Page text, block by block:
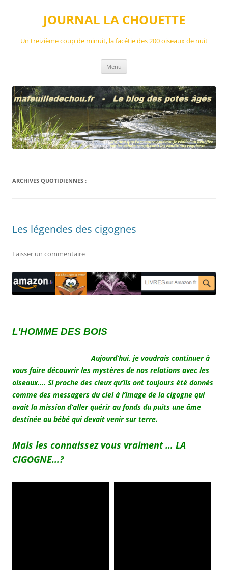
JOURNAL LA CHOUETTE
Un treizième coup de minuit, la facétie des 200 oiseaux de nuit
Menu
ARCHIVES QUOTIDIENNES :
Les légendes des cigognes
Laisser un commentaire
L’HOMME DES BOIS
Aujourd’hui, je voudrais continuer à
vous faire découvrir les mystères de nos relations avec les
oiseaux…. Si proche des cieux qu’ils ont toujours été donnés
comme des messagers du ciel à l’image de la cigogne qui
avait la mission d’aller quérir au fonds du puits une âme
destinée au bébé qui devait venir sur terre.
Mais les connaissez vous vraiment … LA
CIGOGNE…?